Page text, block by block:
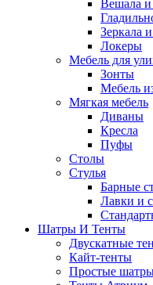
Вешала и
Зеркала
Локеры
Мебель для
Зонты
Мебель
Мягкая мебель
Диваны
Кресла
Пуфы
Столы
Стулья
Барные
Лавки и
Шатры И Тенты
Двускатные
Кайт-тенты
Простые